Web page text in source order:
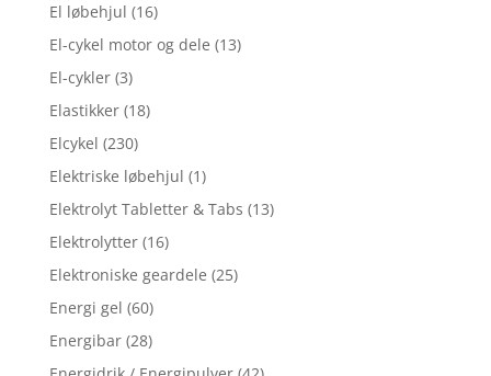
El løbehjul (16)
El-cykel motor og dele (13)
El-cykler (3)
Elastikker (18)
Elcykel (230)
Elektriske løbehjul (1)
Elektrolyt Tabletter & Tabs (13)
Elektrolytter (16)
Elektroniske geardele (25)
Energi gel (60)
Energibar (28)